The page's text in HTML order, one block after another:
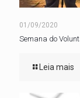
01/09/2020
Semana do
Leia mais